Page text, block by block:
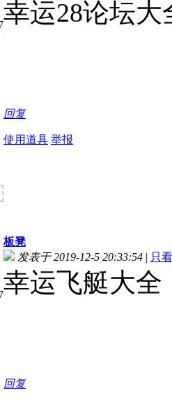
幸运28论坛大
回复
使用道具 举报
板凳
发表于 2019-12-5 20:33:54 | 只
幸运飞艇大全
回复